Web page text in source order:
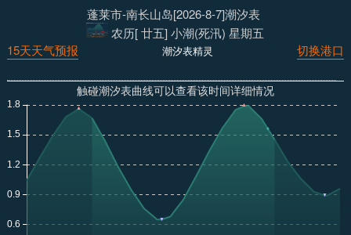
蓬莱市-南长山岛[2026-8-7]潮汐表
农历[ 廿五] 小潮(死汛) 星期五
切换港口
潮汐表精灵
15天天气预报
触碰潮汐表曲线可以查看该时间详细情况